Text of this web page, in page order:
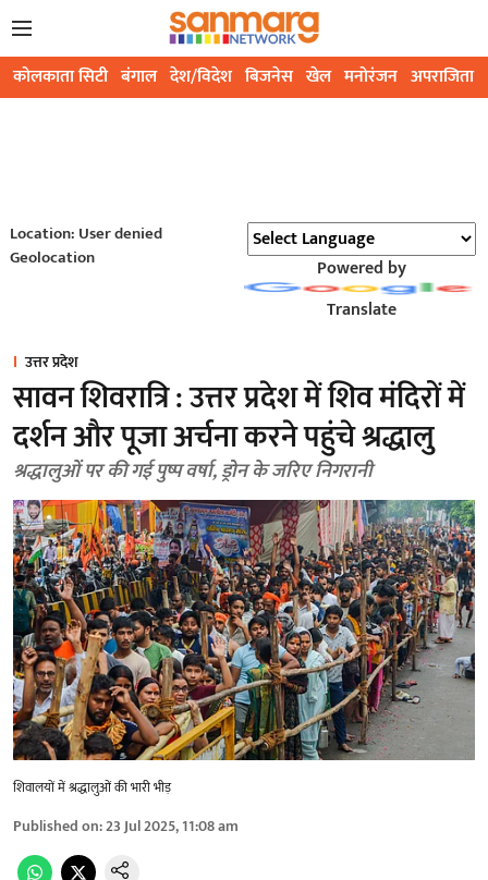
कोलकाता सिटी बंगाल देश/विदेश बिजनेस खेल मनोरंजन अपराजिता
Location: User denied
Geolocation
Powered by
Translate
उत्तर प्रदेश
सावन शिवरात्रि : उत्तर प्रदेश में शिव मंदिरों में
दर्शन और पूजा अर्चना करने पहुंचे श्रद्धालु
श्रद्धालुओं पर की गई पुष्प वर्षा, ड्रोन के जरिए निगरानी
शिवालयों में श्रद्धालुओं की भारी भीड़
Published on:23 Jul 2025, 11:08 am